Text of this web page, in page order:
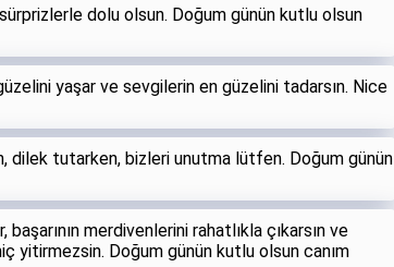
dolu olsun. Doğum günün kutlu olsun
yaşar ve sevgilerin en güzelini tadarsın. Nice
dilek tutarken, bizleri unutma lütfen. Doğum günün
başarının merdivenlerini rahatlıkla çıkarsın ve
yitirmezsin. Doğum günün kutlu olsun canım